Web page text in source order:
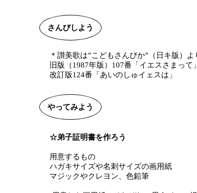
さんびしよう
＊讃美歌は”こどもさんびか”（日キ版）よ
旧版（1987年版）107番「イエスさまって」
改訂版124番「あいのしゅイェスは」
やってみよう
☆弟子証明書を作ろう
用意するもの
ハガキサイズや名刺サイズの画用紙
マジックやクレヨン、色鉛筆